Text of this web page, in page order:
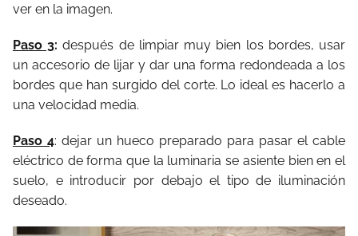
ver en la imagen.
Paso 3: después de limpiar muy bien los bordes, usar
un accesorio de lijar y dar una forma redondeada a los
bordes que han surgido del corte. Lo ideal es hacerlo a
una velocidad media.
Paso 4: dejar un hueco preparado para pasar el cable
eléctrico de forma que la luminaria se asiente bien en el
suelo, e introducir por debajo el tipo de iluminación
deseado.